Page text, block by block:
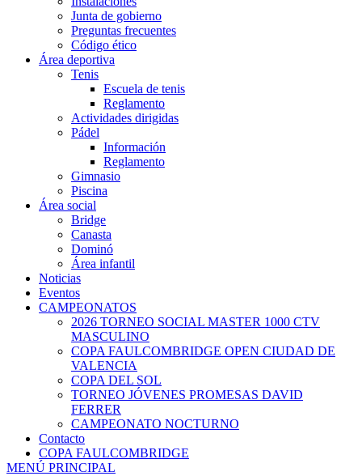
Junta de gobierno
Preguntas frecuentes
Código ético
Área deportiva
Tenis
Escuela de tenis
Reglamento
Actividades dirigidas
Pádel
Información
Reglamento
Gimnasio
Piscina
Área social
Bridge
Canasta
Dominó
Área infantil
Noticias
Eventos
CAMPEONATOS
2026 TORNEO SOCIAL MASTER 1000 CTV
MASCULINO
COPA FAULCOMBRIDGE OPEN CIUDAD DE
VALENCIA
COPA DEL SOL
TORNEO JÓVENES PROMESAS DAVID
FERRER
CAMPEONATO NOCTURNO
Contacto
COPA FAULCOMBRIDGE
MENÚ PRINCIPAL